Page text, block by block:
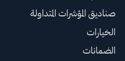
صناديق المؤشرات المتداولة
الخيارات
الضمانات